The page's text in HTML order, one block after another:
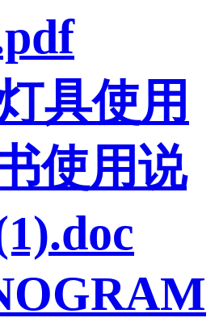
具使用
使用说